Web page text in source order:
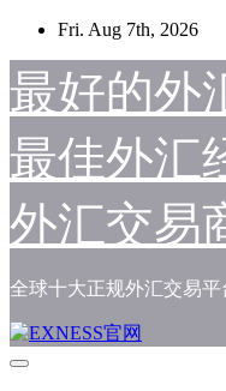
Skip
content
Fri. Aug 7th, 2026
最好的外
最佳外汇
外汇交易
全球十大正规外汇交易平